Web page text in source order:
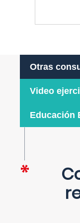
Otras
Video
Educación